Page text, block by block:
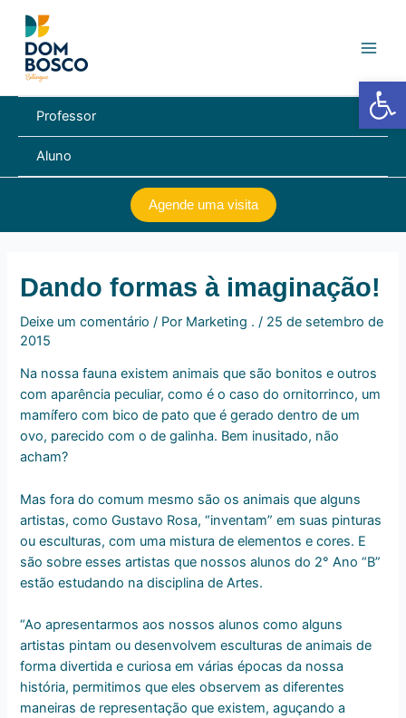
para
conteúdo
Professor
Aluno
Agende uma visita
Dando formas à imaginação!
Deixe um comentário / Por Marketing ./ 25 de setembro de
2015
Na nossa fauna existem animais que são bonitos e outros
com aparência peculiar, como é o caso do ornitorrinco, um
mamífero com bico de pato que é gerado dentro de um
ovo, parecido com o de galinha. Bem inusitado, não
acham?
Mas fora do comum mesmo são os animais que alguns
artistas, como Gustavo Rosa, “inventam” em suas pinturas
ou esculturas, com uma mistura de elementos e cores. E
são sobre esses artistas que nossos alunos do 2° Ano “B”
estão estudando na disciplina de Artes.
“Ao apresentarmos aos nossos alunos como alguns
artistas pintam ou desenvolvem esculturas de animais de
forma divertida e curiosa em várias épocas da nossa
história, permitimos que eles observem as diferentes
maneiras de representação que existem, aguçando a
Post
Barra de